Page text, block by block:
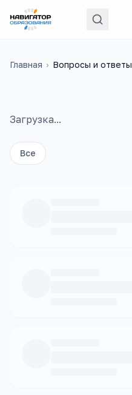
Главная › Вопросы и ответы
Загрузка...
Все